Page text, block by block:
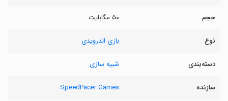
حجم ۵۰ مگابایت
نوع بازی اندرویدی
دسته‌بندی شبیه سازی
سازنده SpeedPacer Games